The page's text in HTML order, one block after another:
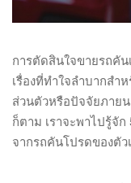
การตัดสินใจขายรถคั
เรื่องที่ทำใจลำบากสำ
ส่วนตัวหรือปัจจัยภาย
ก็ตาม เราจะพาไปรู้จั
จากรถคันโปรดของตัว